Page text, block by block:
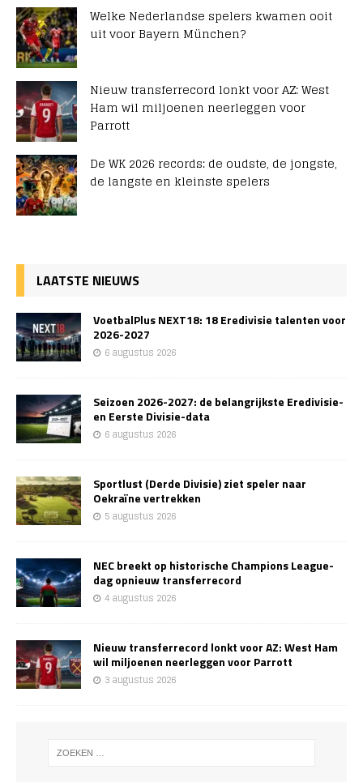
Welke Nederlandse spelers kwamen ooit
uit voor Bayern München?
Nieuw transferrecord lonkt voor AZ: West
Ham wil miljoenen neerleggen voor
Parrott
De WK 2026 records: de oudste, de jongste,
de langste en kleinste spelers
LAATSTE NIEUWS
VoetbalPlus NEXT18: 18 Eredivisie talenten voor
2026-2027
6 augustus 2026
Seizoen 2026-2027: de belangrijkste Eredivisie-
en Eerste Divisie-data
6 augustus 2026
Sportlust (Derde Divisie) ziet speler naar
Oekraïne vertrekken
5 augustus 2026
NEC breekt op historische Champions League-
dag opnieuw transferrecord
4 augustus 2026
Nieuw transferrecord lonkt voor AZ: West Ham
wil miljoenen neerleggen voor Parrott
3 augustus 2026